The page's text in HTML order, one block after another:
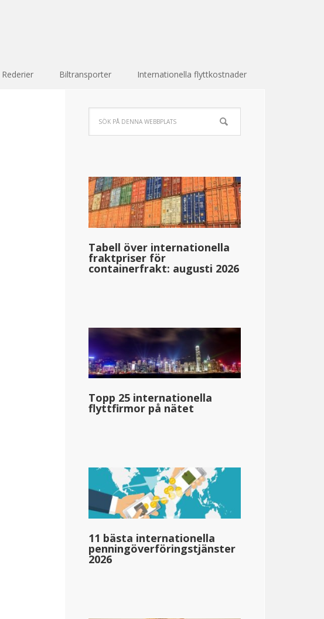
Rederier Biltransporter Internationella flyttkostnader
Tabell över internationella
fraktpriser för
containerfrakt: augusti 2026
Topp 25 internationella
flyttfirmor på nätet
11 bästa internationella
penningöverföringstjänster
2026